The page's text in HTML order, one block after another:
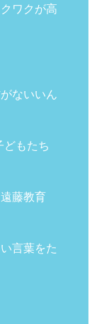
ワクが高
ないいん
どもたち
藤教育
言葉をた